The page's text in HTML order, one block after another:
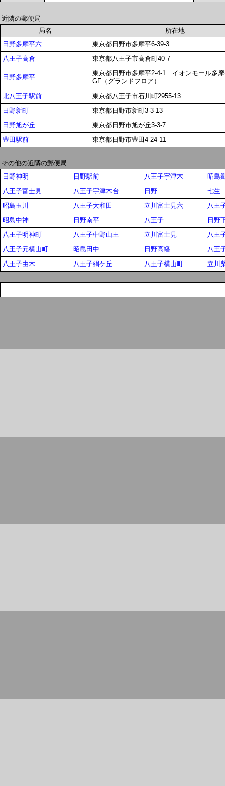
近隣の郵便局
局名
所在地
日野多摩平六
東京都日野市多摩平6-39-3
八王子高倉
東京都八王子市高倉町40-7
日野多摩平
東京都日野市多摩平2-4-1 イオンモール多
GF（グランドフロア）
北八王子駅前
東京都八王子市石川町2955-13
日野新町
東京都日野市新町3-3-13
日野旭が丘
東京都日野市旭が丘3-3-7
豊田駅前
東京都日野市豊田4-24-11
その他の近隣の郵便局
日野神明
日野駅前 八王子宇津木
昭島
八王子富士見
八王子宇津木台 日野
七生
昭島玉川
八王子大和田 立川富士見六
八王
昭島中神
日野南平 八王子
日野
八王子明神町
八王子中野山王 立川富士見
八王
八王子元横山町
昭島田中 日野高幡
八王
八王子由木
八王子絹ケ丘 八王子横山町 立川